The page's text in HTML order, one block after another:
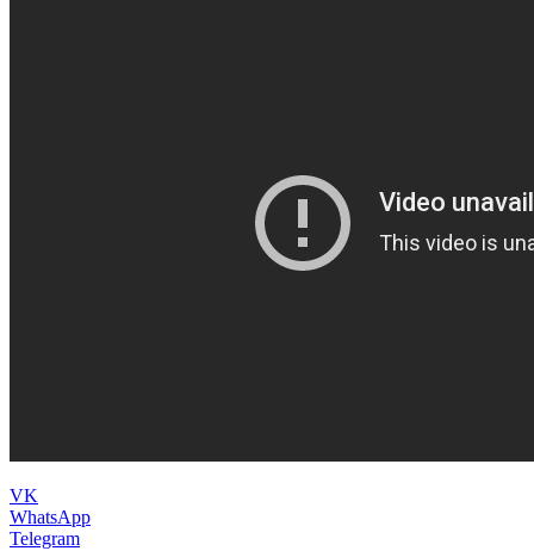
VK
WhatsApp
Telegram